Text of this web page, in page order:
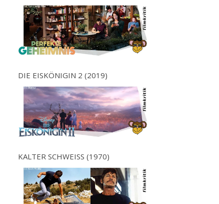
DIE EISKÖNIGIN 2 (2019)
KALTER SCHWEISS (1970)